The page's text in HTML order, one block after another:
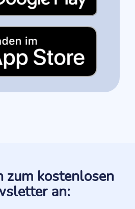
zum kostenlosen
an: